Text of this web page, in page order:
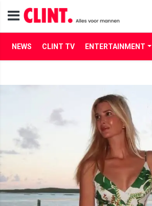
NEWS CLINT TV ENTERTAINMENT